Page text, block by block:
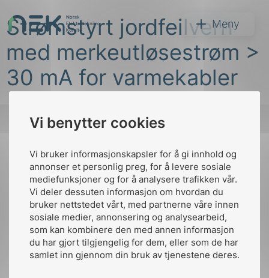
Vi benytter cookies
Vi bruker informasjonskapsler for å gi innhold og
annonser et personlig preg, for å levere sosiale
mediefunksjoner og for å analysere trafikken vår.
Vi deler dessuten informasjon om hvordan du
bruker nettstedet vårt, med partnerne våre innen
sosiale medier, annonsering og analysearbeid,
som kan kombinere den med annen informasjon
du har gjort tilgjengelig for dem, eller som de har
samlet inn gjennom din bruk av tjenestene deres.
til
innhold
NEK Meny
Søk
Strømstyrt jordfeilvern
med merkeutløsestrøm >
30 mA for varmekabler
Kontakt oss
Ansatte
nek@nek.no
Bruk av Cookies
Til
toppen